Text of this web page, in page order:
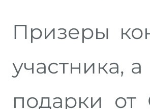
Призеры
участника,
подарки от